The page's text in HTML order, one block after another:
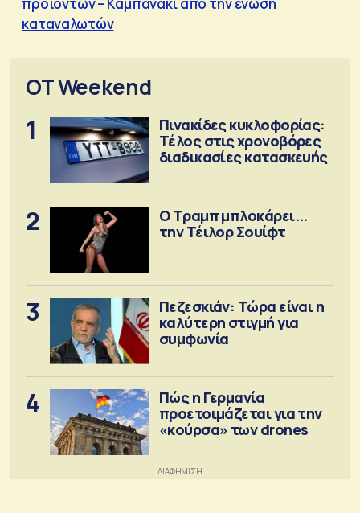
καταναλωτών
OT Weekend
1
Πινακίδες κυκλοφορίας:
Τέλος στις χρονοβόρες
διαδικασίες κατασκευής
2
Ο Τραμπ μπλοκάρει...
την Τέιλορ Σουίφτ
3
Πεζεσκιάν: Τώρα είναι η
καλύτερη στιγμή για
συμφωνία
4
Πώς η Γερμανία
προετοιμάζεται για την
«κούρσα» των drones